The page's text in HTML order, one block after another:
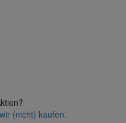
(nicht) kaufen.